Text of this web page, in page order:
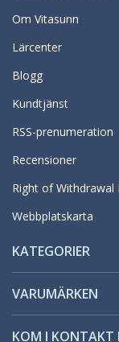
Om Vitasunn
Lärcenter
Blogg
Kundtjänst
RSS-prenumeration
Recensioner
Right of Withdrawal
Webbplatskarta
KATEGORIER
VARUMÄRKEN
KOM I KONTAKT